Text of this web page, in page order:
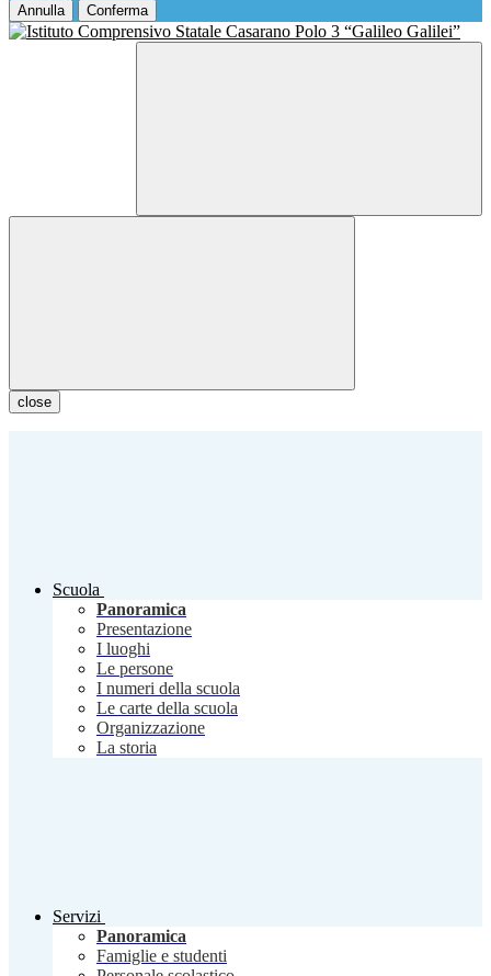
Annulla Conferma
close
Scuola
Panoramica
Presentazione
I luoghi
Le persone
I numeri della scuola
Le carte della scuola
Organizzazione
La storia
Servizi
Panoramica
Famiglie e studenti